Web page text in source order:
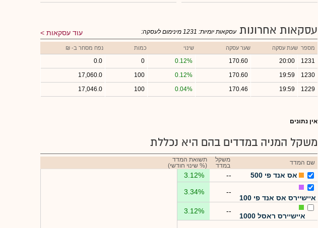
עסקאות אחרונות עוד עסקאות עסקאות יומיות: 1231 מינימום לעסקה:
מספר שעת עסקה שער עסקה שינוי כמות נפח מסחר ב- ₪
1231
20:00
170.60
0.12%
0
0.0
1230
19:59
170.60
0.12%
100
17,060.0
1229
19:59
170.46
0.04%
100
17,046.0
אין נתונים
משקל המניה במדדים בהם היא נכללת
שם המדד
משקל
במדד
תשואת המדד
(% שינוי חודשי)
אס אנד פי 500 --
3.12%
איישיירס אס אנד פי 100
--
3.34%
איישיירס ראסל 1000
--
3.12%